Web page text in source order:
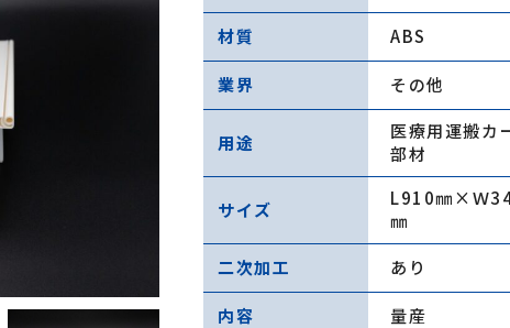
材質 ABS
業界 その他
用途
医療用運搬カ
部材
サイズ
L910㎜×Ｗ
㎜
二次加工
あり
内容 量産